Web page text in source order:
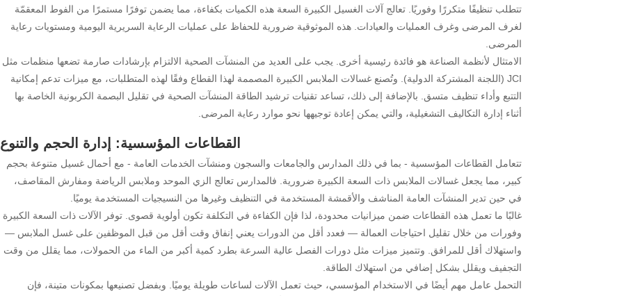
تتطلب تنظيفًا متكررًا وفوريًا. تعالج آلات الغسيل الكبيرة السعة هذه الكميات بكفاءة، مما يضمن توفرًا مستمرًا من الفوط المعقمّة
لغرف المرضى وغرف العمليات والعيادات. هذه الموثوقية ضرورية للحفاظ على عمليات الرعاية السريرية اليومية ومستويات رعاية
المرضى.
الامتثال لأنظمة الصناعة هو فائدة رئيسية أخرى. يجب على العديد من المنشآت الصحية الالتزام بإرشادات صارمة تضعها منظمات مثل
JCI (اللجنة المشتركة الدولية). وتُصنع غسالات الملابس الكبيرة المصممة لهذا القطاع وفقًا لهذه المتطلبات، مع ميزات تدعم إمكانية
التتبع وأداء تنظيف متسق. بالإضافة إلى ذلك، تساعد تقنيات ترشيد الطاقة المنشآت الصحية في تقليل البصمة الكربونية الخاصة بها
أثناء إدارة التكاليف التشغيلية، والتي يمكن إعادة توجيهها نحو موارد رعاية المرضى.
القطاعات المؤسسية: إدارة الحجم والتنوع
تتعامل القطاعات المؤسسية - بما في ذلك المدارس والجامعات والسجون ومنشآت الخدمات العامة - مع أحمال غسيل متنوعة بحجم
كبير، مما يجعل غسالات الملابس ذات السعة الكبيرة ضرورية. فالمدارس تعالج الزي الموحد وملابس الرياضة ومفارش المقاصف،
في حين تدير المنشآت العامة المناشف والأقمشة المستخدمة في التنظيف وغيرها من النسيجيات المستخدمة يوميًا.
غالبًا ما تعمل هذه القطاعات ضمن ميزانيات محدودة، لذا فإن الكفاءة في التكلفة تكون أولوية قصوى. توفر الآلات ذات السعة الكبيرة
وفورات من خلال تقليل احتياجات العمالة — فعدد أقل من الدورات يعني إنفاق وقت أقل من قبل الموظفين على غسل الملابس —
واستهلاك أقل للمرافق. وتتميز ميزات مثل دورات الفصل عالية السرعة بطرد كمية أكبر من الماء من الحمولات، مما يقلل من وقت
التجفيف ويقلل بشكل إضافي من استهلاك الطاقة.
التحمل عامل مهم أيضًا في الاستخدام المؤسسي، حيث تعمل الآلات لساعات طويلة يوميًا. وبفضل تصنيعها بمكونات متينة، فإن